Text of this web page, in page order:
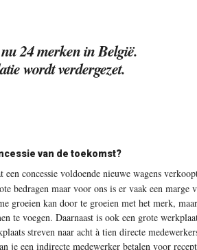
24 merken in België.
wordt verdergezet.
van de toekomst?
concessie voldoende nieuwe wagens
bedragen maar voor ons is er vaak een marge
groeien kan door te groeien met het merk, maar
te voegen. Daarnaast is ook een grote
streven naar acht à tien directe
je een indirecte medewerker betalen voor